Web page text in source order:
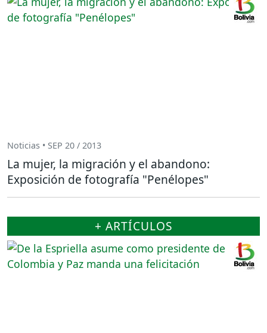
Noticias • SEP 20 / 2013
La mujer, la migración y el abandono:
Exposición de fotografía "Penélopes"
+ ARTÍCULOS